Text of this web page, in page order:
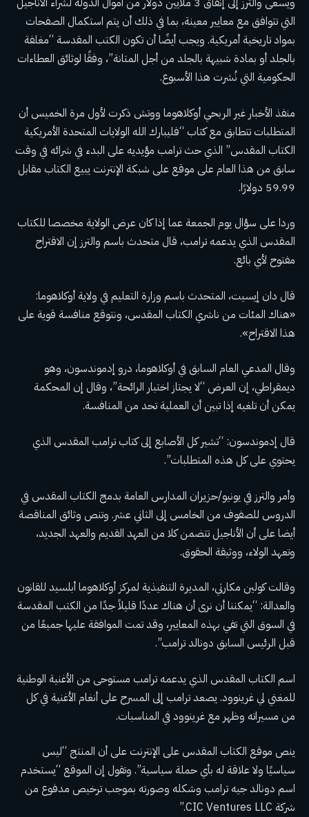
التي تتوافق مع معايير معينة، بما في ذلك أن يتم استكمال الصفحات
بمواد تاريخية أمريكية. ويجب أيضًا أن تكون الكتب المقدسة “مغلفة
بالجلد أو بمادة شبيهة بالجلد من أجل المتانة”، وفقًا لوثائق العطاءات
الحكومية التي نُشرت هذا الأسبوع.
منفذ الأخبار غير الربحي أوكلاهوما ووتش ذكرت لأول مرة الخميس أن
المتطلبات تتطابق مع كتاب “فليبارك الله الولايات المتحدة الأمريكية
الكتاب المقدس” الذي حث ترامب مؤيديه على البدء في شرائه في وقت
سابق من هذا العام على موقع على شبكة الإنترنت يبيع الكتاب مقابل
59.99 دولارًا.
وردا على سؤال يوم الجمعة عما إذا كان عرض الولاية مخصصا للكتاب
المقدس الذي يدعمه ترامب، قال متحدث باسم والترز إن الاقتراح
مفتوح لأي بائع.
قال دان إيسيت، المتحدث باسم وزارة التعليم في ولاية أوكلاهوما:
«هناك المئات من ناشري الكتاب المقدس، ونتوقع منافسة قوية على
هذا الاقتراح».
وقال المدعي العام السابق في أوكلاهوما، درو إدموندسون، وهو
ديمقراطي، إن العرض “لا يجتاز اختبار الرائحة”، وقال إن المحكمة
يمكن أن تلغيه إذا تبين أن العملية تحد من المنافسة.
قال إدموندسون: “تشير كل الأصابع إلى كتاب ترامب المقدس الذي
يحتوي على كل هذه المتطلبات”.
وأمر والترز في يونيو/حزيران المدارس العامة بدمج الكتاب المقدس في
الدروس للصفوف من الخامس إلى الثاني عشر. وتنص وثائق المناقصة
أيضا على أن الأناجيل تتضمن كلا من العهد القديم والعهد الجديد،
وتعهد الولاء، ووثيقة الحقوق.
وقالت كولين مكارتي، المديرة التنفيذية لمركز أوكلاهوما أبلسيد للقانون
والعدالة: “يمكننا أن نرى أن هناك عددًا قليلاً جدًا من الكتب المقدسة
في السوق التي تفي بهذه المعايير، وقد تمت الموافقة عليها جميعًا من
قبل الرئيس السابق دونالد ترامب”.
اسم الكتاب المقدس الذي يدعمه ترامب مستوحى من الأغنية الوطنية
للمغني لي غرينوود. يصعد ترامب إلى المسرح على أنغام الأغنية في كل
من مسيراته وظهر مع غرينوود في المناسبات.
ينص موقع الكتاب المقدس على الإنترنت على أن المنتج “ليس
سياسيًا ولا علاقة له بأي حملة سياسية”. وتقول إن الموقع “يستخدم
اسم دونالد جيه ترامب وشكله وصورته بموجب ترخيص مدفوع من
شركة CIC Ventures LLC.”